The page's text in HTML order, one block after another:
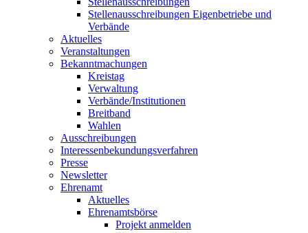
Stellenausschreibungen Eigenbetriebe und
Verbände
Aktuelles
Veranstaltungen
Bekanntmachungen
Kreistag
Verwaltung
Verbände/Institutionen
Breitband
Wahlen
Ausschreibungen
Interessen­bekundungsverfahren
Presse
Newsletter
Ehrenamt
Aktuelles
Ehrenamtsbörse
Projekt anmelden